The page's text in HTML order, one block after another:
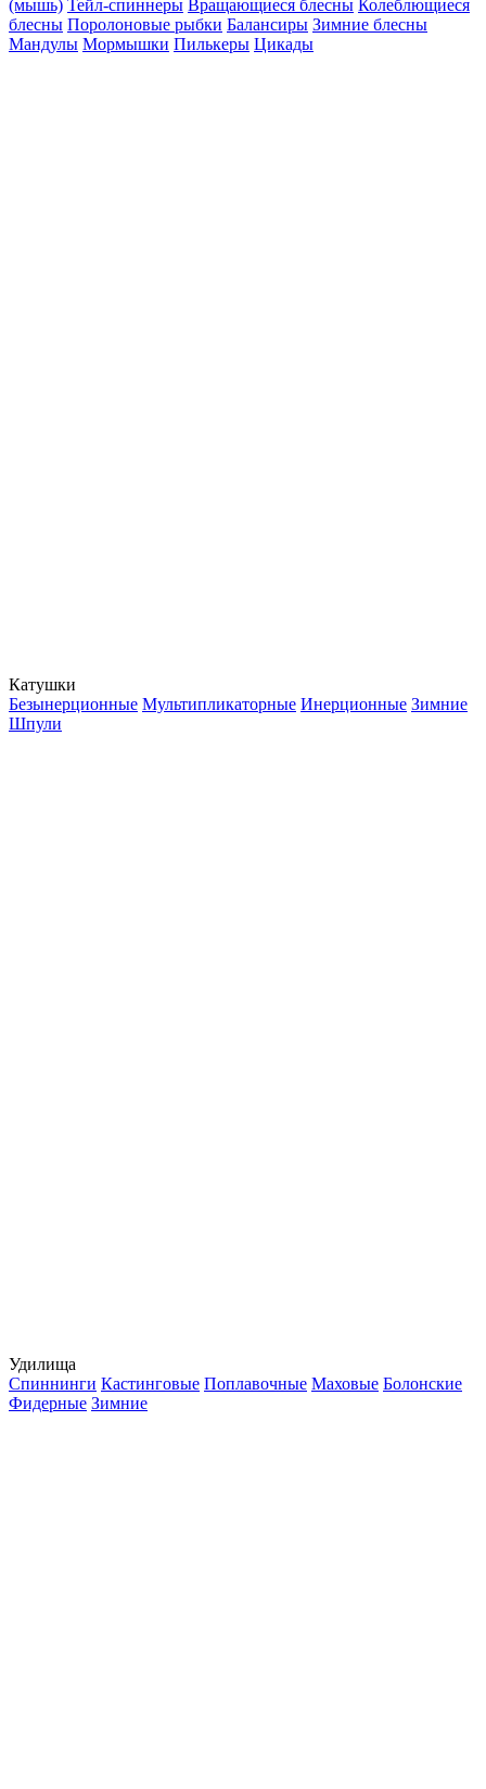
(мышь) Тейл-спиннеры Вращающиеся блесны Колеблющиеся
блесны Поролоновые рыбки Балансиры Зимние блесны
Мандулы Мормышки Пилькеры Цикады
Катушки
Безынерционные Мультипликаторные Инерционные Зимние
Шпули
Удилища
Спиннинги Кастинговые Поплавочные Маховые Болонские
Фидерные Зимние